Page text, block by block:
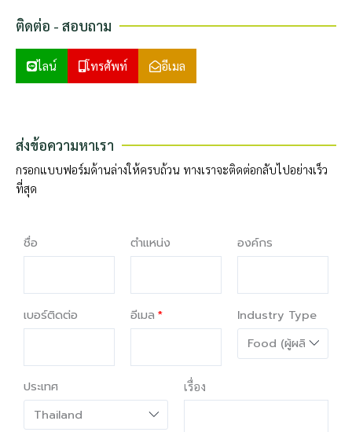
ติดต่อ - สอบถาม
ไลน์ โทรศัพท์ อีเมล
ส่งข้อความหาเรา
กรอกแบบฟอร์มด้านล่างให้ครบถ้วน ทางเราจะติดต่อกลับไปอย่างเร็ว
ที่สุด
ชื่อ
เบอร์ติดต่อ
ตำแหน่ง
อีเมล
องค์กร
Industry Type
ประเทศ เรื่อง